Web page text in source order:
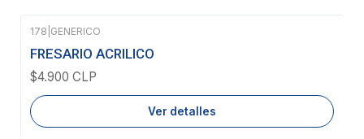
Agotado
178 GENERICO
FRESARIO ACRILICO
$4.900 CLP
Ver detalles